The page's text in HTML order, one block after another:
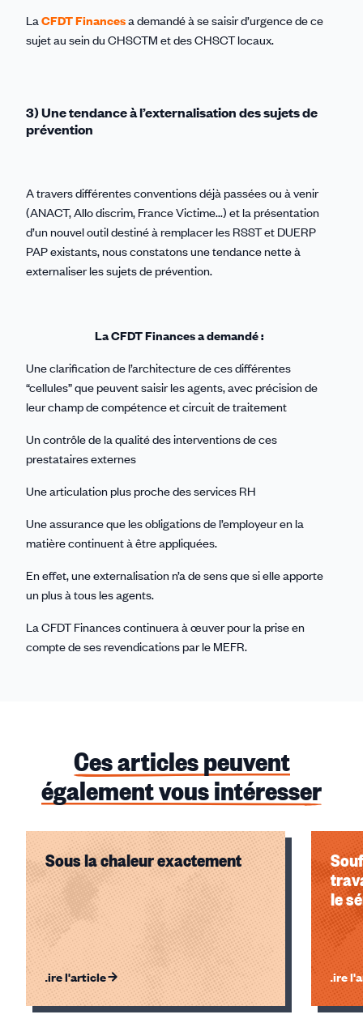
LaCFDT Financesa demandé à se saisir d’urgence de ce
sujet au sein du CHSCTM et des CHSCT locaux.
3) Une tendance à l’externalisation des sujets de
prévention
A travers différentes conventions déjà passées ou à venir
(ANACT, Allo discrim, France Victime...) et la présentation
d’un nouvel outil destiné à remplacer les RSST et DUERP
PAP existants, nous constatons une tendance nette à
externaliser les sujets de prévention.
La CFDT Finances a demandé :
Une clarification de l’architecture de ces différentes
“cellules” que peuvent saisir les agents, avec précision de
leur champ de compétence et circuit de traitement
Un contrôle de la qualité des interventions de ces
prestataires externes
Une articulation plus proche des services RH
Une assurance que les obligations de l’employeur en la
matière continuent à être appliquées.
En effet, une externalisation n’a de sens que si elle apporte
un plus à tous les agents.
La CFDT Finances continuera à œuver pour la prise en
compte de ses revendications par le MEFR.
Ces articles peuvent
également vous intéresser
Sous la chaleur exactement
Lire l'article
le
Lire